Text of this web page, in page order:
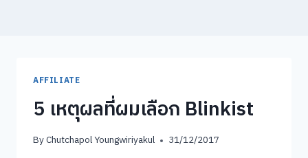
AFFILIATE
5 เหตุผลที่ผมเลือก Blinkist
ByChutchapol Youngwiriyakul 31/12/2017